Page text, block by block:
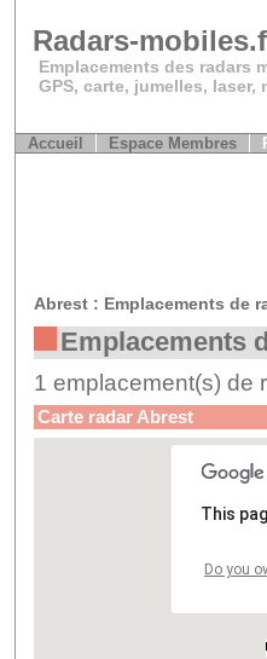
Radars-
Emplacements des radars
GPS, carte, jumelles, laser,
Accueil Espace Membres
Abrest : Emplacements de
Emplacements
1 emplacement(s) de
Carte radar Abrest
This
Do you